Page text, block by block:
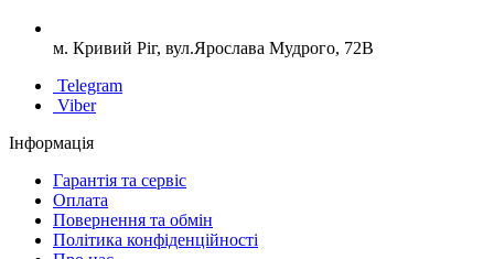
м. Кривий Ріг, вул.Ярослава Мудрого, 72В
Telegram
Viber
Інформація
Гарантія та сервіс
Оплата
Повернення та обмін
Політика конфіденційності